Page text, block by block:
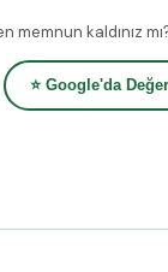
memnun kaldınız
⭐ Google'da